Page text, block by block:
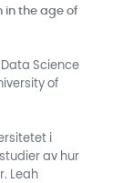
in the age of
Science
of
i
av hur
Leah